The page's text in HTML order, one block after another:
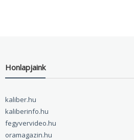
Honlapjaink
kaliber.hu
kaliberinfo.hu
fegyvervideo.hu
oramagazin.hu